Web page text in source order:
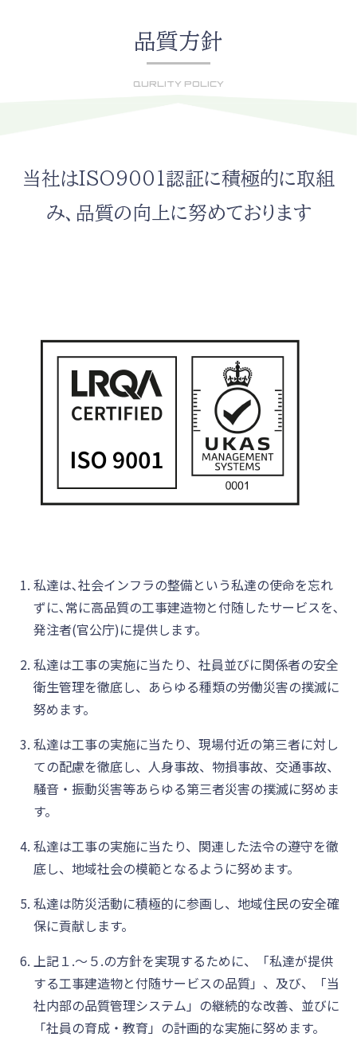
品質方針
QURLITY POLICY
当社はISO9001認証に積極的に取組
み、品質の向上に努めております
私達は､社会インフラの整備という私達の使命を忘れ
ずに､常に高品質の工事建造物と付随したサービスを､
発注者(官公庁)に提供します。
私達は工事の実施に当たり、社員並びに関係者の安全
衛生管理を徹底し、あらゆる種類の労働災害の撲滅に
努めます。
私達は工事の実施に当たり、現場付近の第三者に対し
ての配慮を徹底し、人身事故、物損事故、交通事故、
騒音・振動災害等あらゆる第三者災害の撲滅に努めま
す。
私達は工事の実施に当たり、関連した法令の遵守を徹
底し、地域社会の模範となるように努めます。
私達は防災活動に積極的に参画し、地域住民の安全確
保に貢献します。
上記１.～５.の方針を実現するために、「私達が提供
する工事建造物と付随サービスの品質」、及び、「当
社内部の品質管理システム」の継続的な改善、並びに
「社員の育成・教育」の計画的な実施に努めます。